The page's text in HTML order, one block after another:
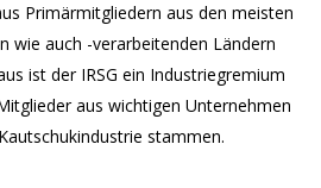
Primärmitgliedern aus den meisten
wie auch -verarbeitenden Ländern
ist der IRSG ein Industriegremium
aus wichtigen Unternehmen
stammen.